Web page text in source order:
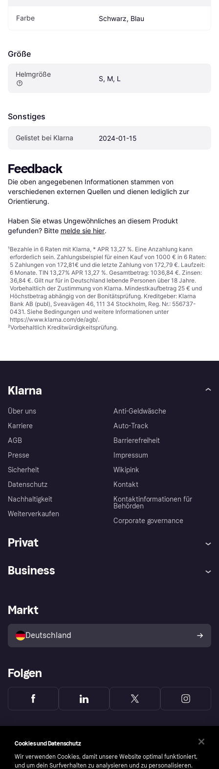
Farbe Schwarz, Blau
Größe
Helmgröße
S, M, L
Sonstiges
Gelistet bei Klarna 2024-01-15
Feedback
Die oben angegebenen Informationen stammen von
verschiedenen externen Quellen und dienen lediglich zur
Orientierung.
Haben Sie etwas Ungewöhnliches an diesem Produkt
gefunden? Bitte melde sie hier.
¹Bezahle in 6 Raten mit Klarna, * APR 13,27 %. Eine Anzahlung kann
erforderlich sein. Zahlungsbeispiel für einen Kauf von 1000 € in 6 Raten:
5 Zahlungen von 172,81€ und die letzte Zahlung von 172,79 €. Laufzeit:
6 Monate. TIN 13,27% APR 13,27 %. Gesamtbetrag: 1036,84 €. Zinsen:
36,84 €. Gilt nur für in Deutschland lebende Personen über 18 Jahre.
Vorbehaltlich der Zustimmung von Klarna. Mindestkaufbetrag 25 € und
Höchstbetrag abhängig von der Bonitätsprüfung. Kreditgeber: Klarna
Bank AB (publ), Sveavägen 46, 111 34 Stockholm, Reg. Nr.: 556737-
0431. Siehe Bedingungen und weitere Informationen unter
https://www.klarna.com/de/agb/.
²Vorbehaltlich Kreditwürdigkeitsprüfung.
Klarna
Über uns
Karriere
AGB
Presse
Sicherheit
Datenschutz
Nachhaltigkeit
Weiterverkaufen
Anti-Geldwäsche
Auto-Track
Barrierefreiheit
Impressum
Wikipink
Kontakt
Kontaktinformationen für
Behörden
Corporate governance
Privat
Klarna App
Shops entdecken
Käuferschutzrichtlinie
Dein Widerrufsrecht
Business
Händlerportal
Markt
Deutschland
Folgen
Cookies und Datenschutz
Wir verwenden Cookies, damit unsere Website optimal funktioniert,
und um dein Surfverhalten zu analysieren und zu personalisieren.